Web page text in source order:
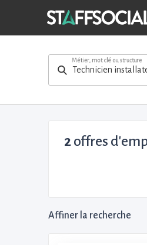
Métier, mot clé ou structure
2offres
Affiner la recherche